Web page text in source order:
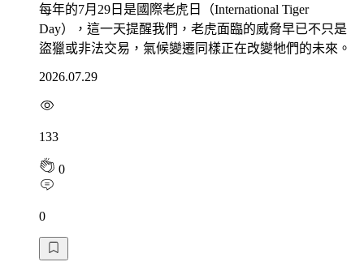
每年的7月29日是國際老虎日（International Tiger
Day），這一天提醒我們，老虎面臨的威脅早已不只是
盜獵或非法交易，氣候變遷同樣正在改變牠們的未來。
2026.07.29
133
0
0